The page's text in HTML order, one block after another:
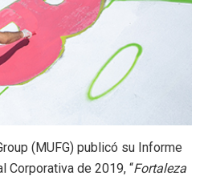
(MUFG) publicó su Informe
Corporativa de 2019, “Fortaleza